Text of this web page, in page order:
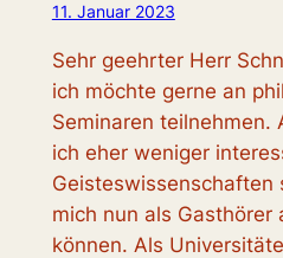
11. Januar 2023
Sehr geehrter Herr
ich möchte gerne an
Seminaren teilnehmen.
ich eher weniger
mich nun als Gasthörer
können. Als